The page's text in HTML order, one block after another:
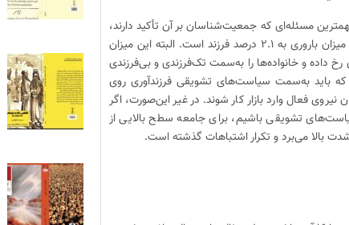
مسئله‌ای که جمعیت‌‌شناسان بر آن تأکید دارند،
افزایش فرزندآوری در سطح جانشینی و به‌کار بردن سیاست‌های تشویقی برای افزایش میزان باروری به ۲.۱ درصد فرزند است. البته این میزان
داده و خانواده‌ها را به‌سمت تک‌فرزندی و بی‌فرزندی
باید به‌سمت سیاست‌های تشویقی فرزندآوری روی
فعال وارد بازار کار شوند. در غیر این‌صورت، اگر
تشویقی باشیم، برای جامعه سطح بالایی از
بالا می‌برد و تکرار اشتباهات گذشته است.